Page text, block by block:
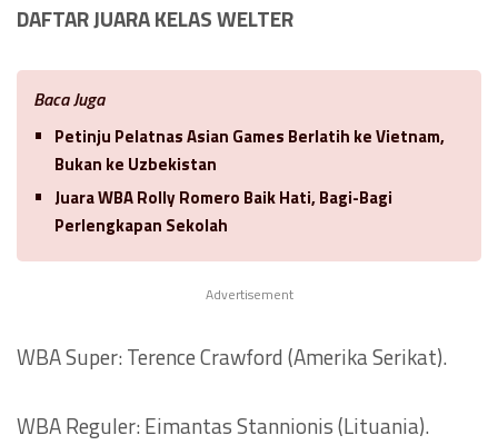
DAFTAR JUARA KELAS WELTER
Baca Juga
Petinju Pelatnas Asian Games Berlatih ke Vietnam,
Bukan ke Uzbekistan
Juara WBA Rolly Romero Baik Hati, Bagi-Bagi
Perlengkapan Sekolah
Advertisement
WBA Super: Terence Crawford (Amerika Serikat).
WBA Reguler: Eimantas Stannionis (Lituania).